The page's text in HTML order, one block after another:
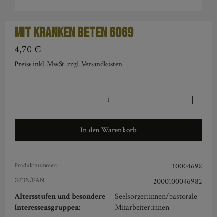
Mit Kranken beten 6069
Regulärer Preis:
4,70 €
Preise inkl. MwSt. zzgl. Versandkosten
Produkt Anzahl: Gib den gewünschten Wert ein oder
In den Warenkorb
Produktnummer: 10004698
GTIN/EAN:
2000100046982
Altersstufen und besondere
Interessensgruppen:
Seelsorger:innen/pastorale
Mitarbeiter:innen